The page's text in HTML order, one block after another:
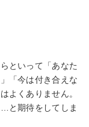
といって「あなた
「今は付き合えな
よくありません。
と期待をしてしま